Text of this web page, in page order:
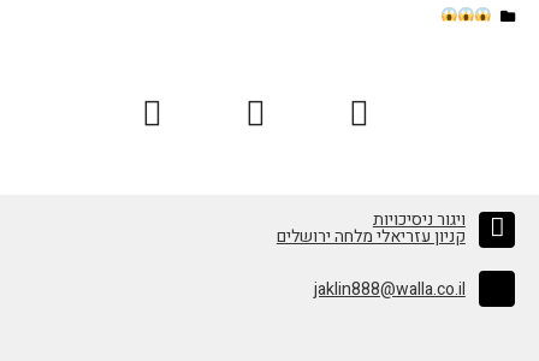
ויגור ניסיכויות
קניון עזריאלי מלחה ירושלים
jaklin888@walla.co.il